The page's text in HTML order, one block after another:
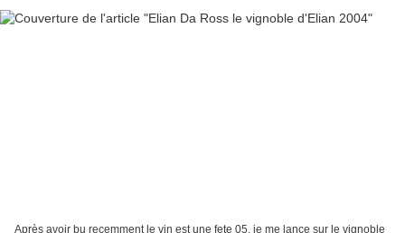
Après avoir bu recemment le vin est une fete 05, je me lance sur le vignoble